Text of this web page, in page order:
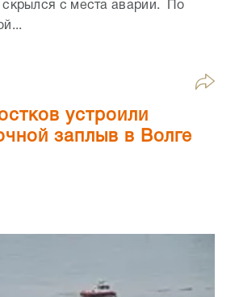
скрылся с места аварии. По
устроили
заплыв в Волге